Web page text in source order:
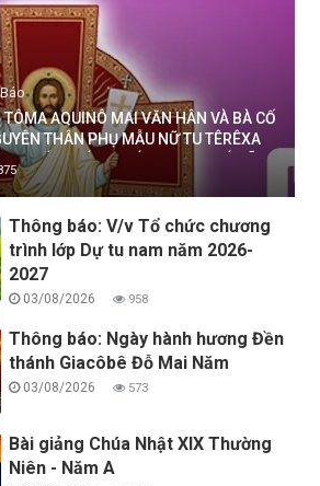
TÔMA AQUINÔ MAI VĂN HÂN VÀ BÀ CỐ
THÂN PHỤ MẪU NỮ TU TÊRÊXA
MẾN THÁNH GIÁ THANH HOÁ ĐÃ
NGÀY 04/08/2026
Thông báo: V/v Tổ chức chương
trình lớp Dự tu nam năm 2026-
2027
03/08/2026 958
Thông báo: Ngày hành hương Đền
thánh Giacôbê Đỗ Mai Năm
03/08/2026 573
Bài giảng Chúa Nhật XIX Thường
Niên - Năm A